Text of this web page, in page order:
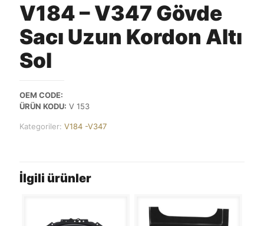
V184 – V347 Gövde
Sacı Uzun Kordon Altı
Sol
OEM CODE:
ÜRÜN KODU: V 153
Kategoriler: V184 -V347
İlgili ürünler